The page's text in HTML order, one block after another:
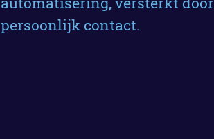
persoonlijk contact.